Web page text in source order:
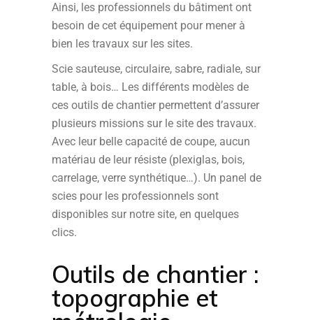
Ainsi, les professionnels du bâtiment ont
besoin de cet équipement pour mener à
bien les travaux sur les sites.
Scie sauteuse, circulaire, sabre, radiale, sur
table, à bois… Les différents modèles de
ces outils de chantier permettent d’assurer
plusieurs missions sur le site des travaux.
Avec leur belle capacité de coupe, aucun
matériau de leur résiste (plexiglas, bois,
carrelage, verre synthétique…). Un panel de
scies pour les professionnels sont
disponibles sur notre site, en quelques
clics.
Outils de chantier :
topographie et